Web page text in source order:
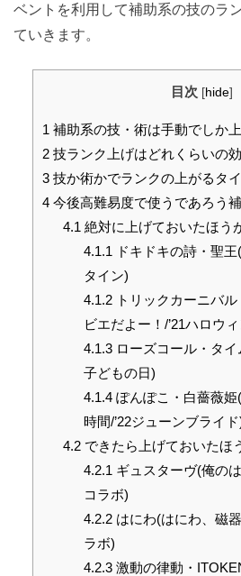
ベントを利用して補助系の技のラ
ていきます。
目次 [hide]
1 補助系の技・術は手動でしか
2 技ランク上げはどれくらいの
3 技か術かでランクの上がるタ
4 今後高難易度で使うであろう
4.1 絶対に上げておいたほう
4.1.1 ドキドキの詩・聖
タイン)
4.1.2トリックカーニバル
ビエだよー！/’21ハロウ
4.1.3ローズコール・タイ
子どもの日)
4.1.4ぽんぽこ・白薔薇姫
時間/’22ジューンブライド
4.2できたら上げておいたほ
4.2.1 ギュスターヴ(俺の
コラボ)
4.2.2はにわ(はにわ、磁器
ラボ)
4.2.3激動の律動・